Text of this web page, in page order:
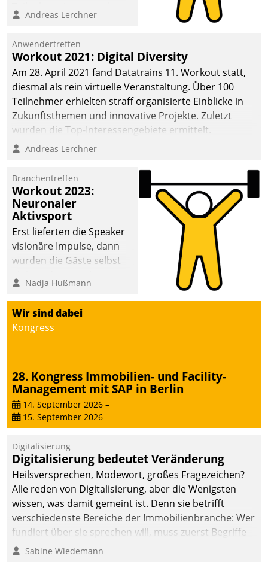
Teilnehmer kurzweilige
Cloud-Strategien und -
Lösungen mit hohem
Zukunftspotenzial.
Andreas Lerchner
Anwendertreffen
Workout 2021: Digital Diversity
Am 28. April 2021 fand Datatrains 11. Workout statt,
diesmal als rein virtuelle Veranstaltung. Über 100
Teilnehmer erhielten straff organisierte Einblicke in
Zukunftsthemen und innovative Projekte. Zuletzt
wurden die Top-Interessengebiete ermittelt.
Andreas Lerchner
Branchentreffen
Workout 2023:
Neuronaler
Aktivsport
Erst lieferten die Speaker
visionäre Impulse, dann
wurden die Gäste selbst
methodisch
Vernetzungsideen fürs
Quartier. Dazwischen
zeigte Datatrain, was es
Nadja Hußmann
Wir sind dabei
Kongress
28. Kongress Immobilien- und Facility-
Management mit SAP in Berlin
14. September 2026 –
15. September 2026
Digitalisierung
Digitalisierung bedeutet Veränderung
Heilsversprechen, Modewort, großes Fragezeichen?
Alle reden von Digitalisierung, aber die Wenigsten
wissen, was damit gemeint ist. Denn sie betrifft
verschiedenste Bereiche der Immobilienbranche: Wer
fundiert über sie sprechen will, muss zuerst Begriffe
klären. Ein Aspekt ist die betriebliche Optimierung:
Sabine Wiedemann